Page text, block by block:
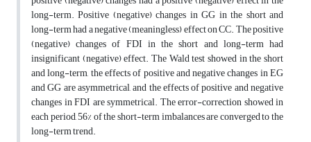
long-term. Positive (negative) changes in GG in the short and
long-term had a negative (meaningless) effect on CC. The positive
(negative) changes of FDI in the short and long-term had
insignificant (negative) effect. The Wald test showed in the short
and long-term, the effects of positive and negative changes in EG
and GG are asymmetrical, and the effects of positive and negative
changes in FDI are symmetrical. The error-correction showed in
each period, 56% of the short-term imbalances are converged to the
long-term trend.